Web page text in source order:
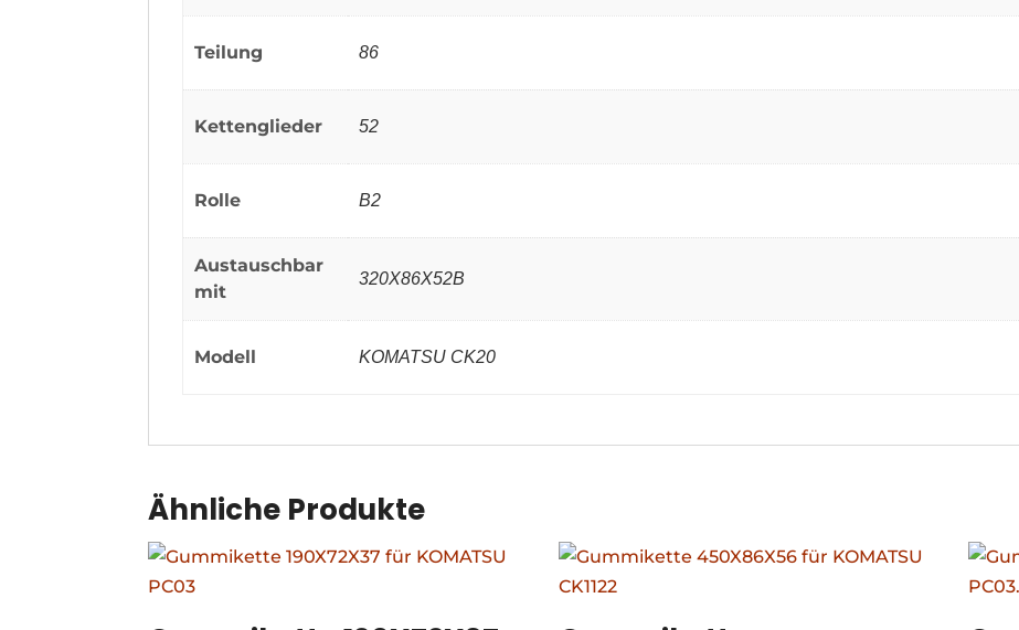
Teilung 86
Kettenglieder 52
Rolle B2
Austauschbar
mit
320X86X52B
Modell KOMATSU CK20
Ähnliche Produkte